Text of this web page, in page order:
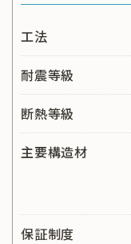
工法
耐震等級
断熱等級
主要構造材
保証制度